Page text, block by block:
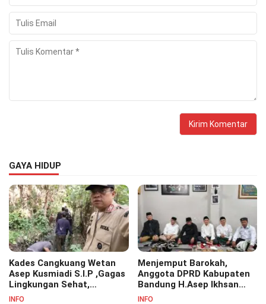
GAYA HIDUP
Kades Cangkuang Wetan
Asep Kusmiadi S.I.P ,Gagas
Lingkungan Sehat,
Bersihkan Saluran Air di RW
INFO
Menjemput Barokah,
Anggota DPRD Kabupaten
Bandung H.Asep Ikhsan
S.Pd.M.M Hadiri Haul Akbar
INFO